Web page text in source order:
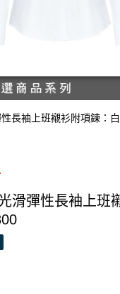
長袖上班襯衫附項鍊：
滑彈性長袖上班